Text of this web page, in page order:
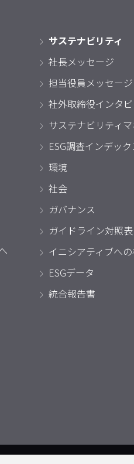
サステナビリティ
社長メッセージ
担当役員メッセージ
社外取締役インタ
サステナビリティ
ESG調査インデック
環境
社会
ガバナンス
ガイドライン対照表
イニシアティブへ
ESGデータ
統合報告書